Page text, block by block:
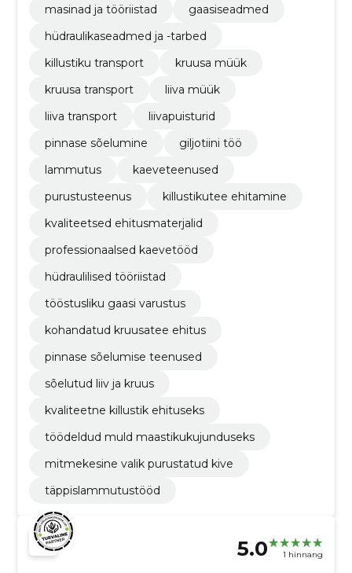
masinad ja tööriistad
gaasiseadmed
hüdraulikaseadmed ja -tarbed
killustiku transport
kruusa müük
kruusa transport
liiva müük
liiva transport
liivapuisturid
pinnase sõelumine
giljotiini töö
lammutus
kaeveteenused
purustusteenus
killustikutee ehitamine
kvaliteetsed ehitusmaterjalid
professionaalsed kaevetööd
hüdraulilised tööriistad
tööstusliku gaasi varustus
kohandatud kruusatee ehitus
pinnase sõelumise teenused
sõelutud liiv ja kruus
kvaliteetne killustik ehituseks
töödeldud muld maastikukujunduseks
mitmekesine valik purustatud kive
täppislammutustööd
5.0 1 hinnang